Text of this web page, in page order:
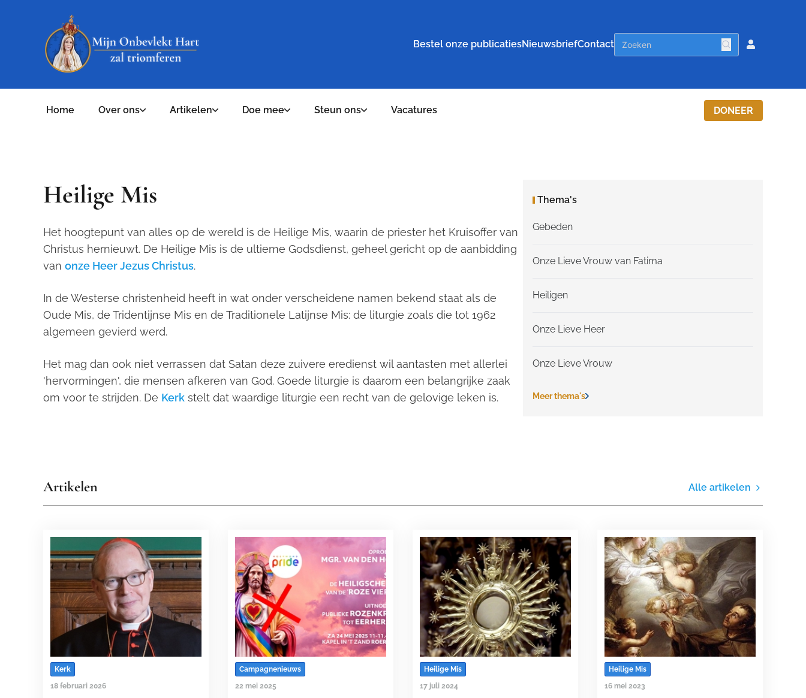
Bestel onze publicatiesNieuwsbriefContact
Home Over ons Artikelen Doe mee Steun ons Vacatures DONEER
Heilige Mis
Het hoogtepunt van alles op de wereld is de Heilige Mis, waarin de priester het Kruisoffer van
Christus hernieuwt. De Heilige Mis is de ultieme Godsdienst, geheel gericht op de aanbidding
van onze Heer Jezus Christus.
In de Westerse christenheid heeft in wat onder verscheidene namen bekend staat als de
Oude Mis, de Tridentijnse Mis en de Traditionele Latijnse Mis: de liturgie zoals die tot 1962
algemeen gevierd werd.
Het mag dan ook niet verrassen dat Satan deze zuivere eredienst wil aantasten met allerlei
'hervormingen', die mensen afkeren van God. Goede liturgie is daarom een belangrijke zaak
om voor te strijden. De Kerk stelt dat waardige liturgie een recht van de gelovige leken is.
Thema's
Gebeden
Onze Lieve Vrouw van Fatima
Heiligen
Onze Lieve Heer
Onze Lieve Vrouw
Meer thema's
Artikelen Alle artikelen
Kerk
18 februari 2026
Campagnenieuws
22 mei 2025
Heilige Mis
17 juli 2024
Heilige Mis
16 mei 2023